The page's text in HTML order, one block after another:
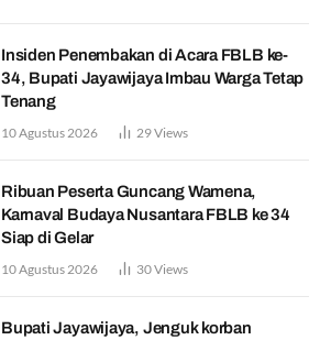
Insiden Penembakan di Acara FBLB ke-
34, Bupati Jayawijaya Imbau Warga Tetap
Tenang
10 Agustus 2026 29Views
Ribuan Peserta Guncang Wamena,
Karnaval Budaya Nusantara FBLB ke 34
Siap di Gelar
10 Agustus 2026 30Views
Bupati Jayawijaya, Jenguk korban